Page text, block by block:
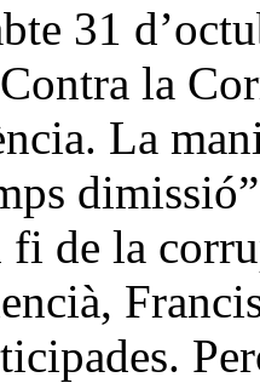
31
la
La
fi de la